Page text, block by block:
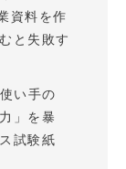
資料を作
と失敗す
い手の
」を暴
試験紙